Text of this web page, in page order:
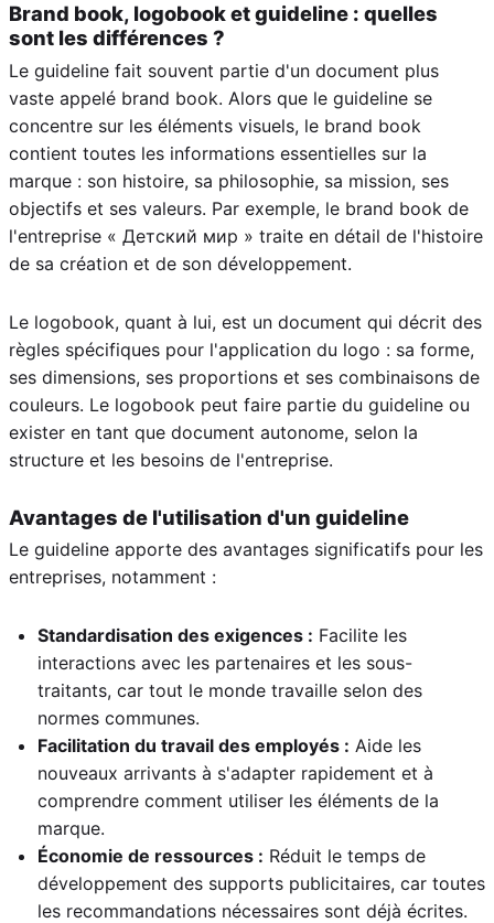
Brand book, logobook et guideline : quelles
sont les différences ?
Le guideline fait souvent partie d'un document plus
vaste appelé brand book. Alors que le guideline se
concentre sur les éléments visuels, le brand book
contient toutes les informations essentielles sur la
marque : son histoire, sa philosophie, sa mission, ses
objectifs et ses valeurs. Par exemple, le brand book de
l'entreprise « Детский мир » traite en détail de l'histoire
de sa création et de son développement.
Le logobook, quant à lui, est un document qui décrit des
règles spécifiques pour l'application du logo : sa forme,
ses dimensions, ses proportions et ses combinaisons de
couleurs. Le logobook peut faire partie du guideline ou
exister en tant que document autonome, selon la
structure et les besoins de l'entreprise.
Avantages de l'utilisation d'un guideline
Le guideline apporte des avantages significatifs pour les
entreprises, notamment :
Standardisation des exigences : Facilite les
interactions avec les partenaires et les sous-
traitants, car tout le monde travaille selon des
normes communes.
Facilitation du travail des employés : Aide les
nouveaux arrivants à s'adapter rapidement et à
comprendre comment utiliser les éléments de la
marque.
Économie de ressources : Réduit le temps de
développement des supports publicitaires, car toutes
les recommandations nécessaires sont déjà écrites.